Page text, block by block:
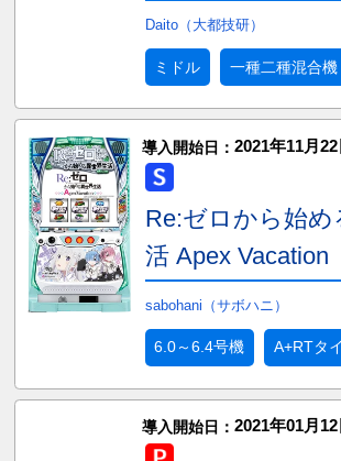
Daito（大都技研）
ミドル 一種二種混合機
導入開始日： 2021年11月22
Re:ゼロから始め
活 Apex Vacation
sabohani（サボハニ）
6.0～6.4号機 A+RTタ
導入開始日： 2021年01月12